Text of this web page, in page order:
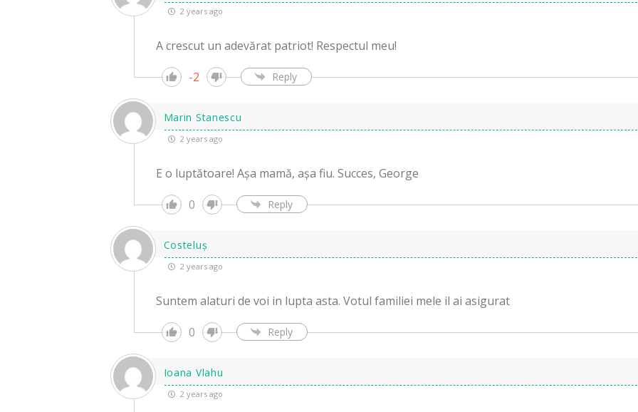
2 years ago
A crescut un adevărat patriot! Respectul meu!
-2
Reply
Marin Stanescu
2 years ago
E o luptătoare! Așa mamă, așa fiu. Succes, George
0
Reply
Costeluș
2 years ago
Suntem alaturi de voi in lupta asta. Votul familiei mele il ai asigurat
0
Reply
Ioana Vlahu
2 years ago